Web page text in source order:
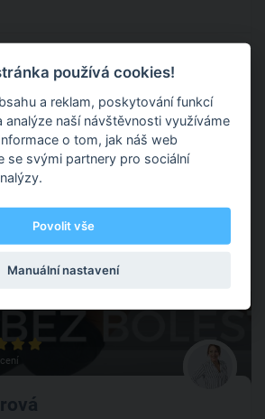
jim nedovolují žít tak aktivně, jak by
používá cookies!
a reklam, poskytování funkcí
analýze naší návštěvnosti využíváme
o tom, jak náš web
se svými partnery pro sociální
Povolit vše
Manuální nastavení